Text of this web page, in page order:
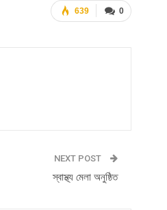
0
639
NEXT POST
স্বাস্থ্য মেলা অনুষ্ঠিত